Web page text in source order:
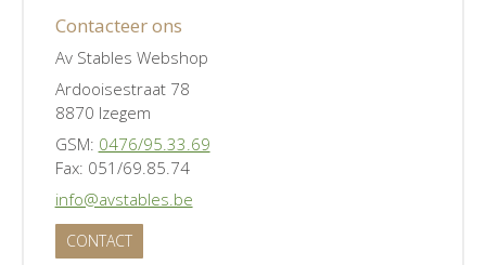
Contacteer ons
Av Stables Webshop
Ardooisestraat 78
8870 Izegem
GSM: 0476/95.33.69
Fax: 051/69.85.74
info@avstables.be
CONTACT